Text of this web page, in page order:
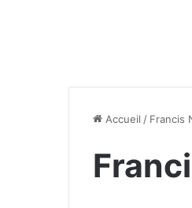
Accueil / Francis